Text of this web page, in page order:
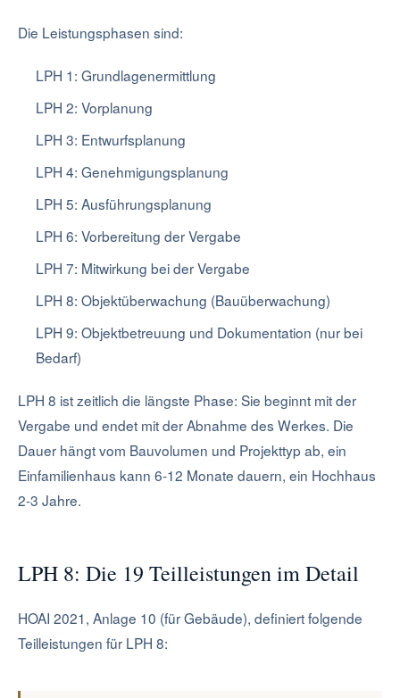
Die Leistungsphasen sind:
LPH 1: Grundlagenermittlung
LPH 2: Vorplanung
LPH 3: Entwurfsplanung
LPH 4: Genehmigungsplanung
LPH 5: Ausführungsplanung
LPH 6: Vorbereitung der Vergabe
LPH 7: Mitwirkung bei der Vergabe
LPH 8: Objektüberwachung (Bauüberwachung)
LPH 9: Objektbetreuung und Dokumentation (nur bei
Bedarf)
LPH 8 ist zeitlich die längste Phase: Sie beginnt mit der
Vergabe und endet mit der Abnahme des Werkes. Die
Dauer hängt vom Bauvolumen und Projekttyp ab, ein
Einfamilienhaus kann 6-12 Monate dauern, ein Hochhaus
2-3 Jahre.
LPH 8: Die 19 Teilleistungen im Detail
HOAI 2021, Anlage 10 (für Gebäude), definiert folgende
Teilleistungen für LPH 8: